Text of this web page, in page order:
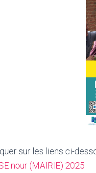
sur les liens ci-
nour (MAIRIE) 2025